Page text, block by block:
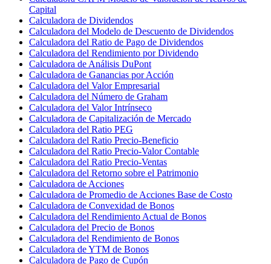
Capital
Calculadora de Dividendos
Calculadora del Modelo de Descuento de Dividendos
Calculadora del Ratio de Pago de Dividendos
Calculadora del Rendimiento por Dividendo
Calculadora de Análisis DuPont
Calculadora de Ganancias por Acción
Calculadora del Valor Empresarial
Calculadora del Número de Graham
Calculadora del Valor Intrínseco
Calculadora de Capitalización de Mercado
Calculadora del Ratio PEG
Calculadora del Ratio Precio-Beneficio
Calculadora del Ratio Precio-Valor Contable
Calculadora del Ratio Precio-Ventas
Calculadora del Retorno sobre el Patrimonio
Calculadora de Acciones
Calculadora de Promedio de Acciones Base de Costo
Calculadora de Convexidad de Bonos
Calculadora del Rendimiento Actual de Bonos
Calculadora del Precio de Bonos
Calculadora del Rendimiento de Bonos
Calculadora de YTM de Bonos
Calculadora de Pago de Cupón